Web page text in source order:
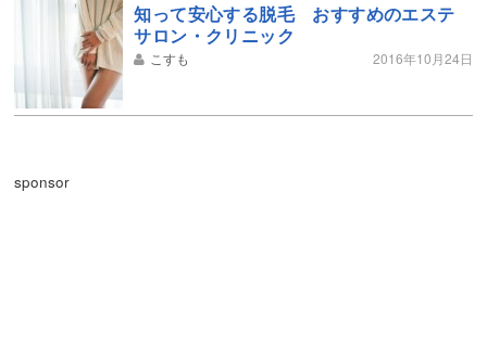
知って安心する脱毛 おすすめのエステ
サロン・クリニック
こすも 2016年10月24日
sponsor